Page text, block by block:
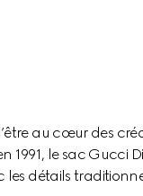
au cœur des
le sac Gucci
détails